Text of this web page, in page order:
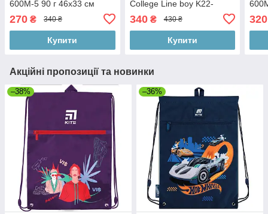
600M-5 90 г 46x33 см
270 ₴ 340 ₴
Купити
College Line boy K22-
сірий
340₴ 430 ₴
Купити
320
Акційні пропозиції та новинки
–38% –36%